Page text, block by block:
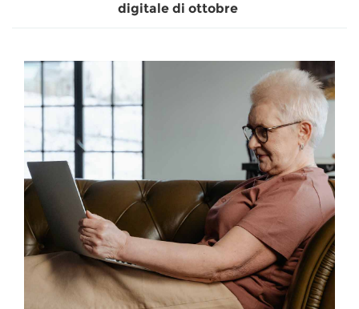
digitale di ottobre